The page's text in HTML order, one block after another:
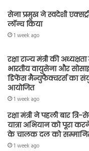
सेना प्रमुख ने स्वदेशी
लॉन्च किया
1 week ago
रक्षा राज्य मंत्री की
भारतीय वायुसेना और
डिफेंस मैन्युफैक्चरर्स का
आयोजित
1 week ago
रक्षा मंत्री ने पहली बार त्रि-
यात्रा अभियान को पूरा
के चालक दल को
1 week ago